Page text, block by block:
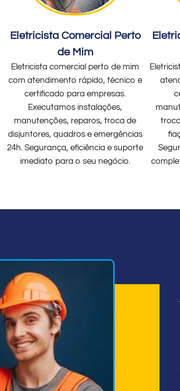
Eletricista Comercial Perto
de Mim
Eletricista comercial perto de mim
com atendimento rápido, técnico e
certificado para empresas.
Executamos instalações,
manutenções, reparos, troca de
disjuntores, quadros e emergências
24h. Segurança, eficiência e suporte
imediato para o seu negócio.